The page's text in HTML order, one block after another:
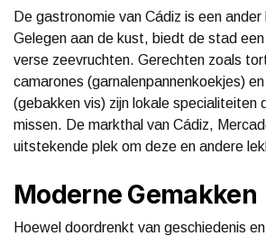
De gastronomie van Cádiz is een
Gelegen aan de kust, biedt de stad
verse zeevruchten. Gerechten zoals
camarones (garnalenpannenkoekjes)
(gebakken vis) zijn lokale specialiteiten
missen. De markthal van Cádiz,
uitstekende plek om deze en andere
Moderne Gemakken
Hoewel doordrenkt van geschiedenis